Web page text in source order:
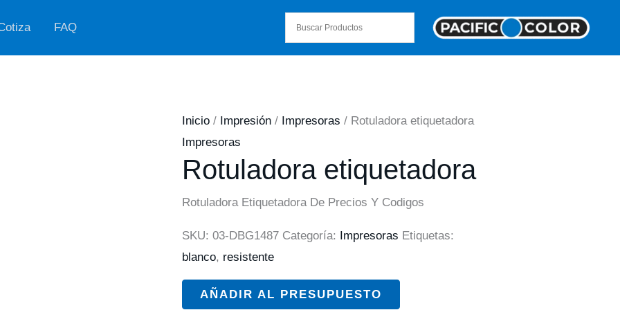
FAQ
Inicio/ Impresión/ Impresoras / Rotuladora etiquetadora
Impresoras
Rotuladora etiquetadora
Rotuladora Etiquetadora De Precios Y Codigos
SKU: 03-DBG1487 Categoría: Impresoras Etiquetas:
blanco, resistente
AÑADIR AL PRESUPUESTO